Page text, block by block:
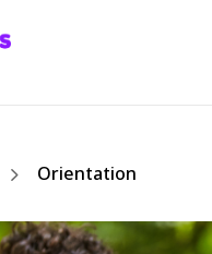
5 Orientation